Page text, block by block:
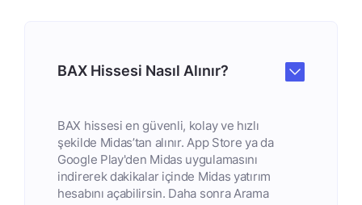
BAX Hissesi Nasıl Alınır?
BAX hissesi en güvenli, kolay ve hızlı
şekilde Midas’tan alınır. App Store ya da
Google Play'den Midas uygulamasını
indirerek dakikalar içinde Midas yatırım
hesabını açabilirsin. Daha sonra Arama